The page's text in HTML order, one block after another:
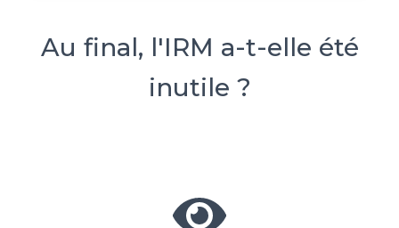
Au final, l'IRM a-t-elle été
inutile ?